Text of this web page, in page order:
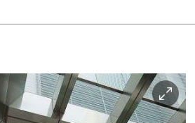
이
미